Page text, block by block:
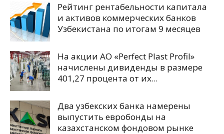
Рейтинг рентабельности капитала
и активов коммерческих банков
Узбекистана по итогам 9 месяцев
На акции АО «Perfect Plast Profil»
начислены дивиденды в размере
401,27 процента от их...
Два узбекских банка намерены
выпустить евробонды на
казахстанском фондовом рынке